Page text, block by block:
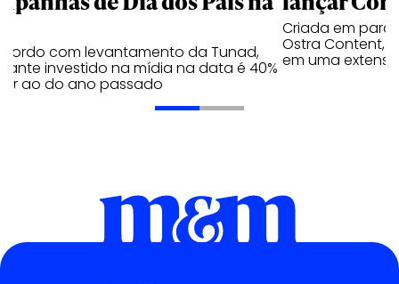
com levantamento da Tunad,
investido na mídia na data é 40%
ao do ano passado
Criada em
Ostra Content,
em uma